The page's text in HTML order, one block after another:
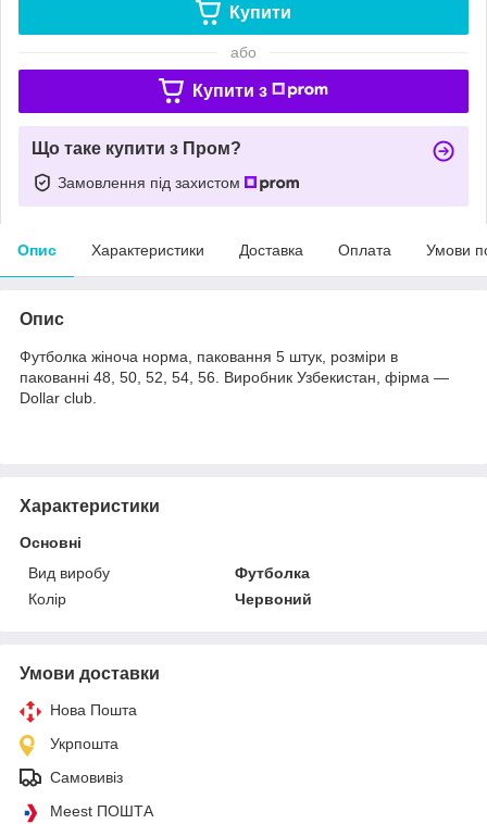
Купити
або
Купити з
Що таке купити з Пром?
Замовлення під захистом
Опис Характеристики Доставка Оплата Умови
Опис
Футболка жіноча норма, паковання 5 штук, розміри в
пакованні 48, 50, 52, 54, 56. Виробник Узбекистан, фірма —
Dollar club.
Характеристики
Основні
Вид виробу
Футболка
Колір
Червоний
Умови доставки
Нова Пошта
Укрпошта
Самовивіз
Meest ПОШТА